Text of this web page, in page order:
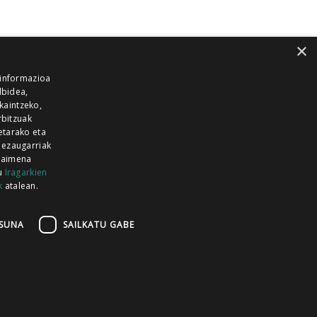
GUKA
GUKA ZUMAIA GUKA
×
eta
Iragarkien
atalean.
SAILKATU GABE